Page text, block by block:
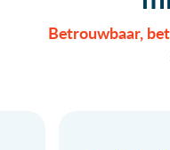
Betrouwbaar,